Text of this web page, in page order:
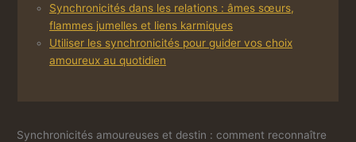
Synchronicités dans les relations : âmes sœurs,
flammes jumelles et liens karmiques
Utiliser les synchronicités pour guider vos choix
amoureux au quotidien
Synchronicités amoureuses et destin : comment reconnaître